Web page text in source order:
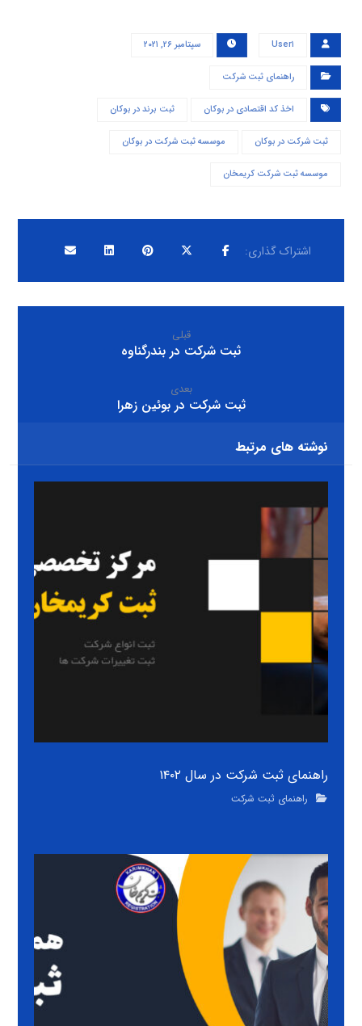
User۱ سپتامبر ۲۶, ۲۰۲۱
راهنمای ثبت شرکت
اخذ کد اقتصادی در بوكان ثبت برند در بوكان
ثبت شرکت در بوكان موسسه ثبت شرکت در بوكان
موسسه ثبت شرکت کریمخان
قبلی
ثبت شرکت در بندرگناوه
بعدی
ثبت شرکت در بوئين زهرا
نوشته های مرتبط
راهنمای ثبت شرکت در سال ۱۴۰۲
راهنمای ثبت شرکت